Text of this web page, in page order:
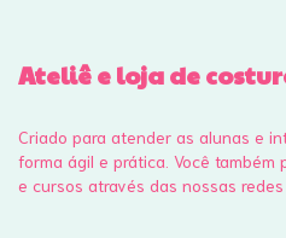
Ateliê e loja de
Criado para atender as alunas e
forma ágil e prática. Você também
e cursos através das nossas redes